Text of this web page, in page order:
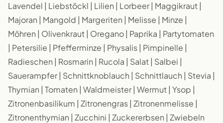
Lavendel | Liebstöckl | Lilien | Lorbeer | Maggikraut |
Majoran | Mangold | Margeriten | Melisse | Minze |
Möhren | Olivenkraut | Oregano | Paprika | Partytomaten
| Petersilie | Pfefferminze | Physalis | Pimpinelle |
Radieschen | Rosmarin | Rucola | Salat | Salbei |
Sauerampfer | Schnittknoblauch | Schnittlauch | Stevia |
Thymian | Tomaten | Waldmeister | Wermut | Ysop |
Zitronenbasilikum | Zitronengras | Zitronenmelisse |
Zitronenthymian | Zucchini | Zuckererbsen | Zwiebeln